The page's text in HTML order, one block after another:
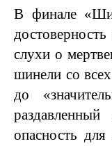
В финале
слухи о
шинели со
до
опасность